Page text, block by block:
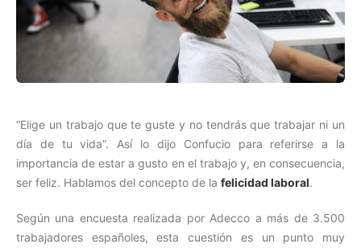
“Elige un trabajo que te guste y no tendrás que trabajar ni un
día de tu vida”. Así lo dijo Confucio para referirse a la
importancia de estar a gusto en el trabajo y, en consecuencia,
ser feliz. Hablamos del concepto de la felicidad laboral.
Según una encuesta realizada por Adecco a más de 3.500
trabajadores españoles, esta cuestión es un punto muy